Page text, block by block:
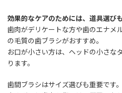
効果的なケアのためには、道具選びも
歯肉がデリケートな方や歯のエナメ
の毛質の歯ブラシがおすすめ。
お口が小さい方は、ヘッドの小さな
ります。
歯間ブラシはサイズ選びも重要です